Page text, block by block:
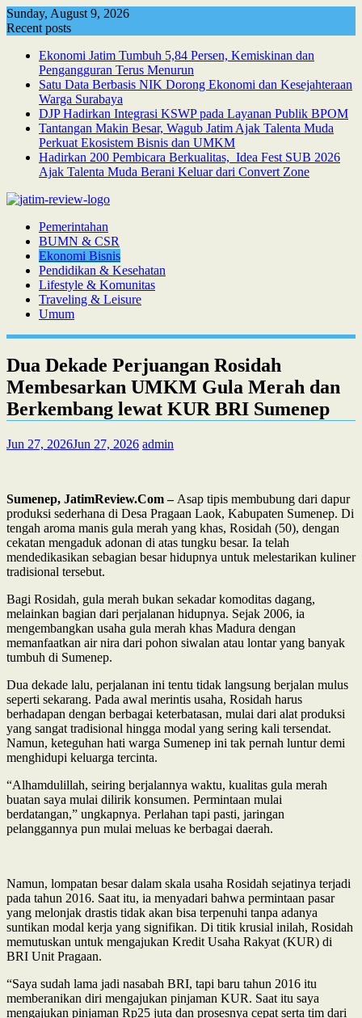
Skip
to
Sunday, August 9, 2026
Recent posts
Ekonomi Jatim Tumbuh 5,84 Persen, Kemiskinan dan
Pengangguran Terus Menurun
Satu Data Berbasis NIK Dorong Ekonomi dan Kesejahteraan
Warga Surabaya
DJP Hadirkan Integrasi KSWP pada Layanan Publik BPOM
Tantangan Makin Besar, Wagub Jatim Ajak Talenta Muda
Perkuat Ekosistem Bisnis dan UMKM
Hadirkan 200 Pembicara Berkualitas, Idea Fest SUB 2026
Ajak Talenta Muda Berani Keluar dari Convert Zone
Pemerintahan
BUMN & CSR
Ekonomi Bisnis
Pendidikan & Kesehatan
Lifestyle & Komunitas
Traveling & Leisure
Umum
Dua Dekade Perjuangan Rosidah
Membesarkan UMKM Gula Merah dan
Berkembang lewat KUR BRI Sumenep
Jun 27, 2026Jun 27, 2026 admin
Sumenep, JatimReview.Com – Asap tipis membubung dari dapur
produksi sederhana di Desa Pragaan Laok, Kabupaten Sumenep. Di
tengah aroma manis gula merah yang khas, Rosidah (50), dengan
cekatan mengaduk adonan di atas tungku besar. Ia telah
mendedikasikan sebagian besar hidupnya untuk melestarikan kuliner
tradisional tersebut.
Bagi Rosidah, gula merah bukan sekadar komoditas dagang,
melainkan bagian dari perjalanan hidupnya. Sejak 2006, ia
mengembangkan usaha gula merah khas Madura dengan
memanfaatkan air nira dari pohon siwalan atau lontar yang banyak
tumbuh di Sumenep.
Dua dekade lalu, perjalanan ini tentu tidak langsung berjalan mulus
seperti sekarang. Pada awal merintis usaha, Rosidah harus
berhadapan dengan berbagai keterbatasan, mulai dari alat produksi
yang sangat tradisional hingga modal yang sering kali tersendat.
Namun, keteguhan hati warga Sumenep ini tak pernah luntur demi
menghidupi keluarga tercinta.
“Alhamdulillah, seiring berjalannya waktu, kualitas gula merah
buatan saya mulai dilirik konsumen. Permintaan mulai
berdatangan,” ungkapnya. Perlahan tapi pasti, jaringan
pelanggannya pun mulai meluas ke berbagai daerah.
Namun, lompatan besar dalam skala usaha Rosidah sejatinya terjadi
pada tahun 2016. Saat itu, ia menyadari bahwa permintaan pasar
yang melonjak drastis tidak akan bisa terpenuhi tanpa adanya
suntikan modal kerja yang signifikan. Di titik krusial inilah, Rosidah
memutuskan untuk mengajukan Kredit Usaha Rakyat (KUR) di
BRI Unit Pragaan.
“Saya sudah lama jadi nasabah BRI, tapi baru tahun 2016 itu
memberanikan diri mengajukan pinjaman KUR. Saat itu saya
mengajukan pinjaman Rp25 juta dan prosesnya cepat serta tim dari